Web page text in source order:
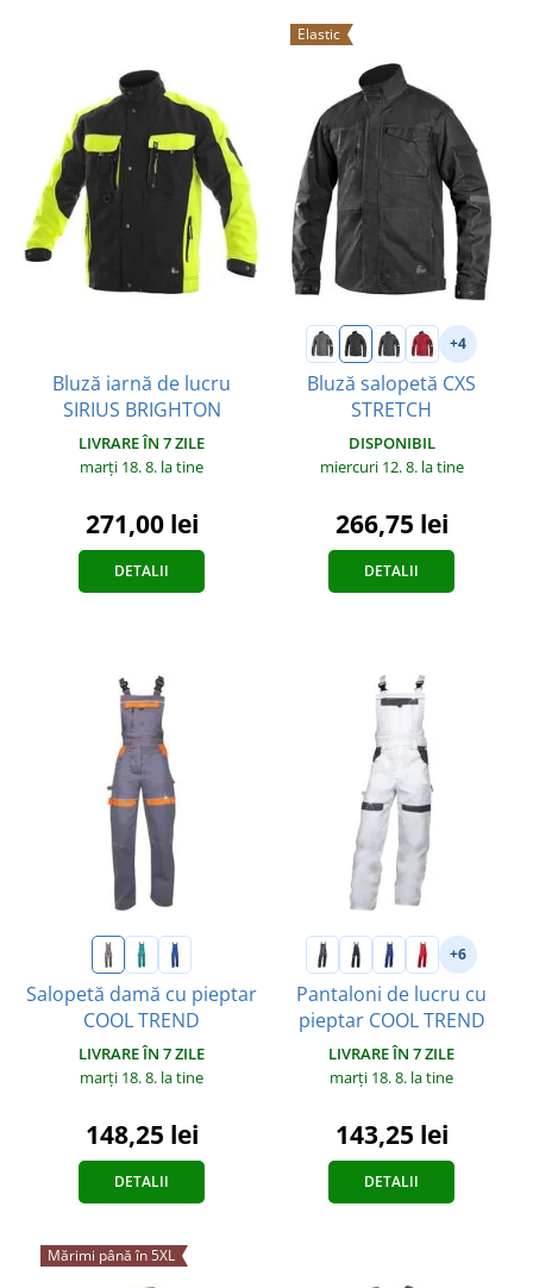
Bluză iarnă de lucru
SIRIUS BRIGHTON
LIVRARE ÎN 7 ZILE
marți 18. 8. la tine
271,00 lei
DETALII
Elastic
+4
Bluză salopetă CXS
STRETCH
DISPONIBIL
miercuri 12. 8. la tine
266,75 lei
DETALII
Salopetă damă cu pieptar
COOL TREND
LIVRARE ÎN 7 ZILE
marți 18. 8. la tine
148,25 lei
DETALII
+6
Pantaloni de lucru cu
pieptar COOL TREND
LIVRARE ÎN 7 ZILE
marți 18. 8. la tine
143,25 lei
DETALII
Mărimi până în 5XL